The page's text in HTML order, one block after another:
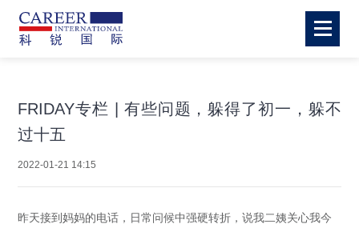
FRIDAY专栏 | 有些问题，躲得了初一，躲不
过十五
2022-01-21 14:15
昨天接到妈妈的电话，日常问候中强硬转折，说我二姨关心我今